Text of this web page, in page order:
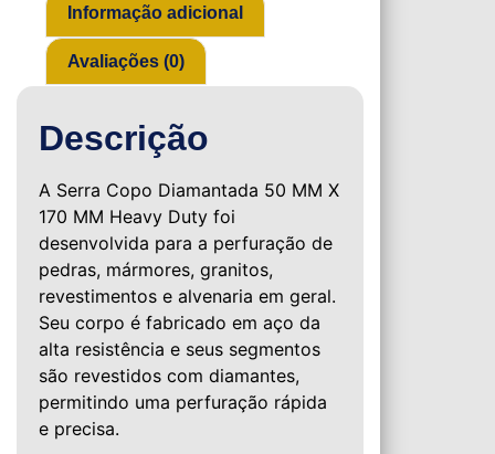
Informação adicional
Avaliações (0)
Descrição
A Serra Copo Diamantada 50 MM X
170 MM Heavy Duty foi
desenvolvida para a perfuração de
pedras, mármores, granitos,
revestimentos e alvenaria em geral.
Seu corpo é fabricado em aço da
alta resistência e seus segmentos
são revestidos com diamantes,
permitindo uma perfuração rápida
e precisa.